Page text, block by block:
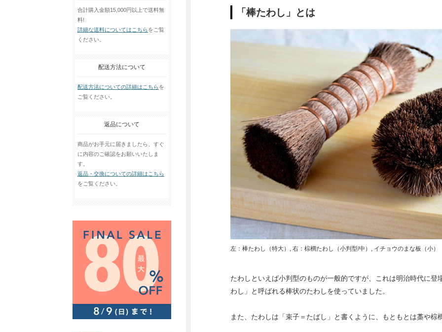
合計購入金額15,000円以上で送料無
料!
詳細な送料についてはこちらをご覧
ください。
配送方法について
配送方法についての詳細はこちらを
ご覧ください。
返品について
商品がお手元に届きましたら、すぐ
に内容のご確認をお願いいたしま
す。
返品・交換についての詳細はこちら
をご覧ください。
「棒たわし」とは
左：棒たわし（特大）, 右：棕櫚たわし（小判型/中）, イチョウのまな板（小）
たわしといえば小判型のものが一般的ですが、これは明治時代に登
わし」と呼ばれる棒状のたわしを使っていました。
また、たわしは「束子＝たばし」と書くように、もともとは藁や棕